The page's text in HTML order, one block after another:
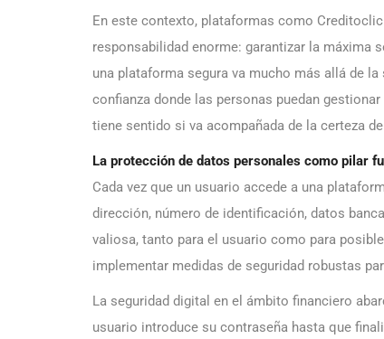
En este contexto, plataformas como
responsabilidad enorme: garantizar la máxima
una plataforma segura va mucho más allá de
confianza donde las personas puedan
tiene sentido si va acompañada de la certeza
La protección de datos personales como pilar
Cada vez que un usuario accede a una
dirección, número de identificación, datos
valiosa, tanto para el usuario como para
implementar medidas de seguridad robustas
La seguridad digital en el ámbito financiero
usuario introduce su contraseña hasta que